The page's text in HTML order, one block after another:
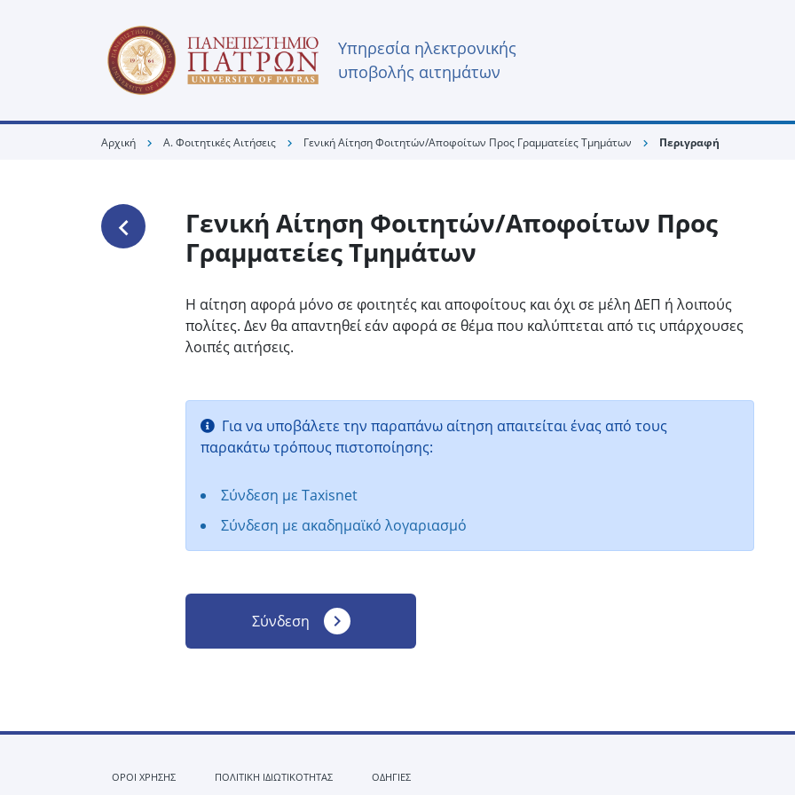
Υπηρεσία ηλεκτρονικής
υποβολής αιτημάτων
Αρχική chevron_right Α. Φοιτητικές Αιτήσεις chevron_right Γενική Αίτηση Φοιτητών/Αποφοίτων Προς Γραμματείες Τμημάτων chevron_right Περιγραφή
keyboard_arrow_left
Γενική Αίτηση Φοιτητών/Αποφοίτων Προς
Γραμματείες Τμημάτων
Η αίτηση αφορά μόνο σε φοιτητές και αποφοίτους και όχι σε μέλη ΔΕΠ ή λοιπούς
πολίτες. Δεν θα απαντηθεί εάν αφορά σε θέμα που καλύπτεται από τις υπάρχουσες
λοιπές αιτήσεις.
Για να υποβάλετε την παραπάνω αίτηση απαιτείται ένας από τους
παρακάτω τρόπους πιστοποίησης:
Σύνδεση με Taxisnet
Σύνδεση με ακαδημαϊκό λογαριασμό
Σύνδεση navigate_next
ΟΡΟΙ ΧΡΗΣΗΣ ΠΟΛΙΤΙΚΗ ΙΔΙΩΤΙΚΟΤΗΤΑΣ ΟΔΗΓΙΕΣ